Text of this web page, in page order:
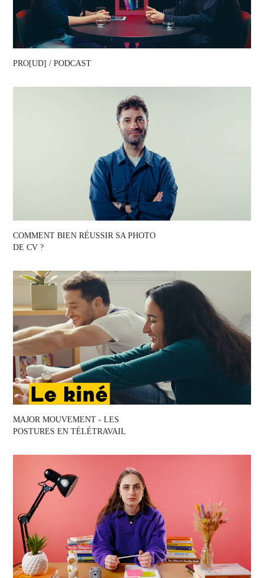
PRO[UD] / PODCAST
COMMENT BIEN RÉUSSIR SA PHOTO
DE CV ?
MAJOR MOUVEMENT - LES
POSTURES EN TÉLÉTRAVAIL